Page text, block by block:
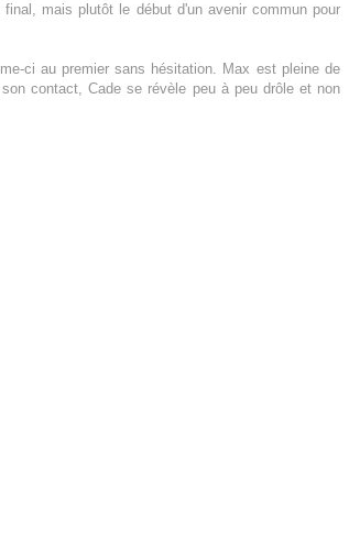
mais plutôt le début d'un avenir commun pour
ci au premier sans hésitation. Max est pleine de
contact, Cade se révèle peu à peu drôle et non